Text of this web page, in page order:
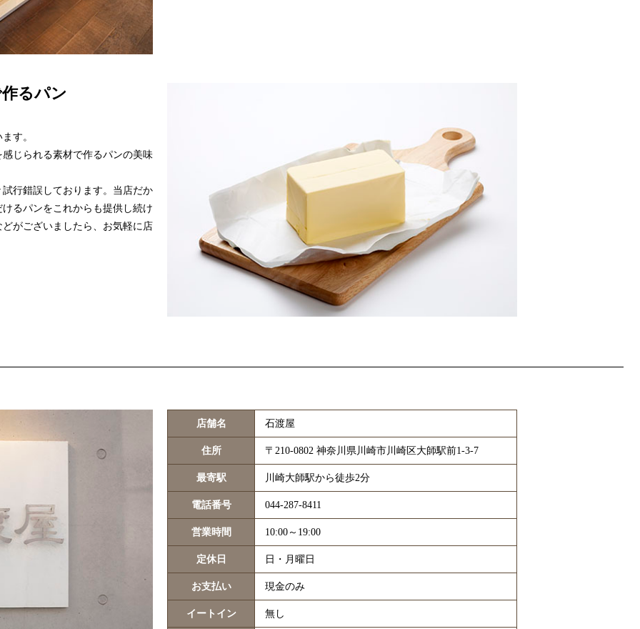
るパン
す。
じられる素材で作るパンの美味
行錯誤しております。当店だか
るパンをこれからも提供し続け
がございましたら、お気軽に店
店舗名 石渡屋
住所 〒210-0802 神奈川県川崎市川崎区大師駅前1-3-7
最寄駅 川崎大師駅から徒歩2分
電話番号 044-287-8411
営業時間 10:00～19:00
定休日 日・月曜日
お支払い 現金のみ
イートイン 無し